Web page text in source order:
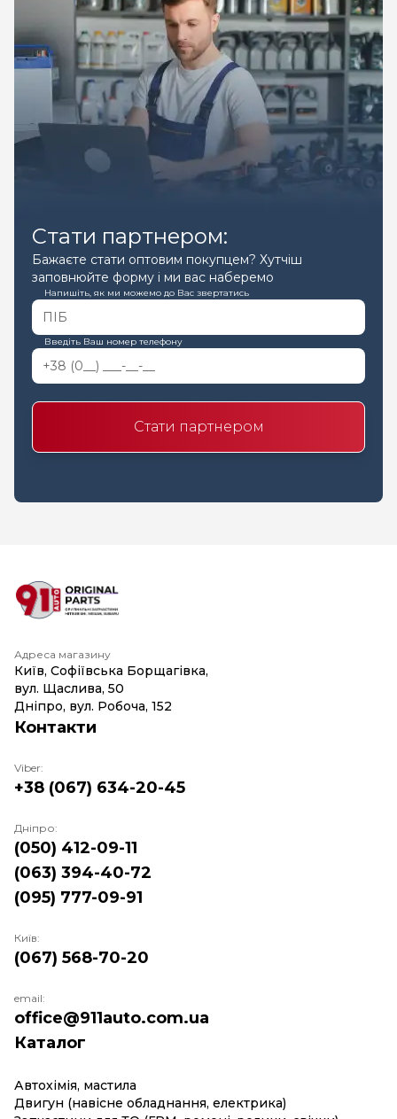
Стати партнером:
Бажаєте стати оптовим покупцем? Хутчіш
заповнюйте форму і ми вас наберемо
Напишіть, як ми можемо до Вас звертатись
Введіть Ваш номер телефону
Стати партнером
Адреса магазину
Київ, Софіївська Борщагівка,
вул. Щаслива, 50
Дніпро, вул. Робоча, 152
Каталог
Автохімія, мастила
Двигун (навісне обладнання, електрика)
Контакти
Viber:
+38 (067) 634-20-45
Дніпро:
(050) 412-09-11
(063) 394-40-72
(095) 777-09-91
Київ:
(067) 568-70-20
email:
office@911auto.com.ua